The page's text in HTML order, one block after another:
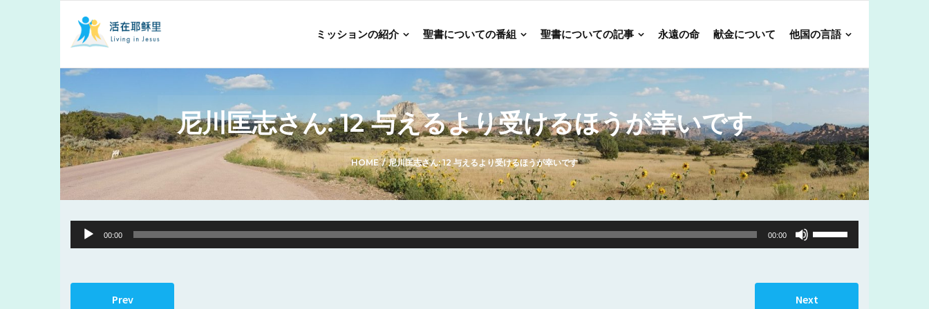
ミッションの紹介 聖書についての番組 聖書についての記事 永遠の命 献金について 他国の言語
尼川匡志さん: 12 与えるより受けるほうが幸いです
HOME/尼川匡志さん: 12 与えるより受けるほうが幸いです
Audio
Player
00:00 00:00
Use
Up/Down
to
Prev Next